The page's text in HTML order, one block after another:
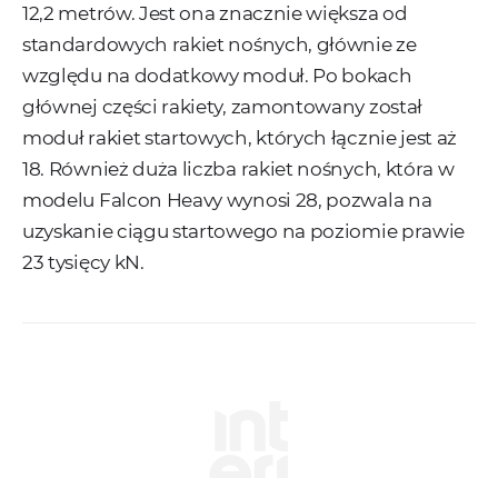
12,2 metrów. Jest ona znacznie większa od
standardowych rakiet nośnych, głównie ze
względu na dodatkowy moduł. Po bokach
głównej części rakiety, zamontowany został
moduł rakiet startowych, których łącznie jest aż
18. Również duża liczba rakiet nośnych, która w
modelu Falcon Heavy wynosi 28, pozwala na
uzyskanie ciągu startowego na poziomie prawie
23 tysięcy kN.